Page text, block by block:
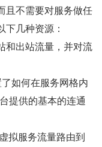
且不需要对服务做任
几种资源：
和出站流量，并对流
如何在服务网格内
提供的基本的连通
拟服务流量路由到